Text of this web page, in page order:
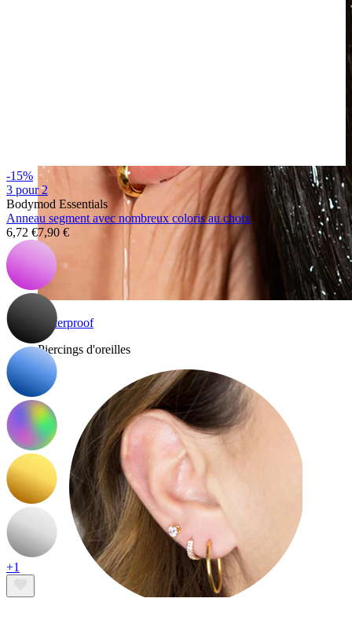
Waterproof
Piercings d'oreilles
-15%
3 pour 2
Bodymod Essentials
Anneau segment avec nombreux coloris au choix
6,72 €7,90 €
+1